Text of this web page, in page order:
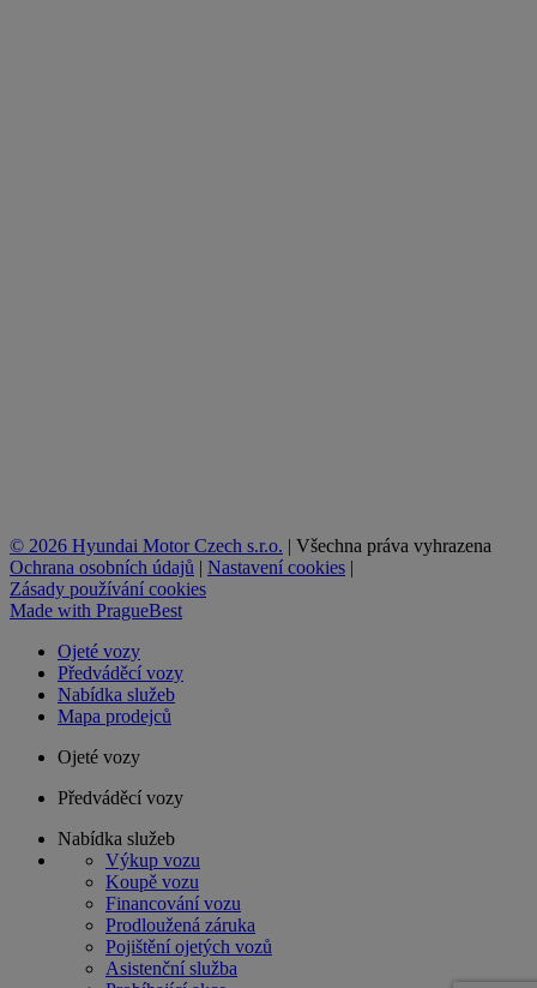
© 2026 Hyundai Motor Czech s.r.o. | Všechna práva vyhrazena
Ochrana osobních údajů | Nastavení cookies |
Zásady používání cookies
Made with PragueBest
Ojeté vozy
Předváděcí vozy
Nabídka služeb
Mapa prodejců
Ojeté vozy
Předváděcí vozy
Nabídka služeb
Výkup vozu
Koupě vozu
Financování vozu
Prodloužená záruka
Pojištění ojetých vozů
Asistenční služba